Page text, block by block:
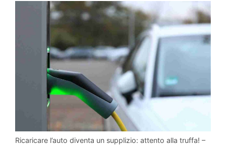
Ricaricare l’auto diventa un supplizio: attento alla truffa! –